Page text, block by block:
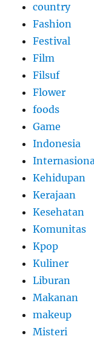
country
Fashion
Festival
Film
Filsuf
Flower
foods
Game
Indonesia
Kehidupan
Kerajaan
Kesehatan
Komunitas
Kpop
Kuliner
Liburan
Makanan
makeup
Misteri